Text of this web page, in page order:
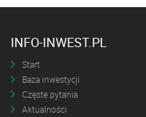
INFO-INWEST.PL
Start
Baza inwestycji
Częste pytania
Aktualności